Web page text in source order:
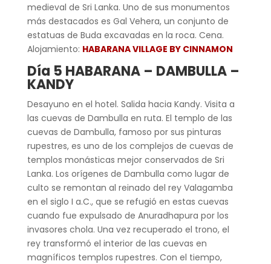
medieval de Sri Lanka. Uno de sus monumentos
más destacados es Gal Vehera, un conjunto de
estatuas de Buda excavadas en la roca. Cena.
Alojamiento: HABARANA VILLAGE BY CINNAMON
Día 5 HABARANA – DAMBULLA –
KANDY
Desayuno en el hotel. Salida hacia Kandy. Visita a
las cuevas de Dambulla en ruta. El templo de las
cuevas de Dambulla, famoso por sus pinturas
rupestres, es uno de los complejos de cuevas de
templos monásticas mejor conservados de Sri
Lanka. Los orígenes de Dambulla como lugar de
culto se remontan al reinado del rey Valagamba
en el siglo I a.C., que se refugió en estas cuevas
cuando fue expulsado de Anuradhapura por los
invasores chola. Una vez recuperado el trono, el
rey transformó el interior de las cuevas en
magníficos templos rupestres. Con el tiempo,